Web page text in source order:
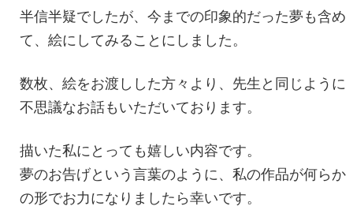
半信半疑でしたが、今までの印象的だった夢も含め
て、絵にしてみることにしました。
数枚、絵をお渡しした方々より、先生と同じように
不思議なお話もいただいております。
描いた私にとっても嬉しい内容です。
夢のお告げという言葉のように、私の作品が何らか
の形でお力になりましたら幸いです。